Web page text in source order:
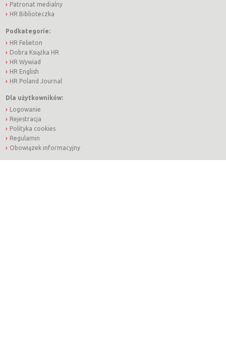
Patronat medialny
HR Biblioteczka
Podkategorie:
HR Felieton
Dobra Książka HR
HR Wywiad
HR English
HR Poland Journal
Dla użytkowników:
Logowanie
Rejestracja
Polityka cookies
Regulamin
Obowiązek informacyjny